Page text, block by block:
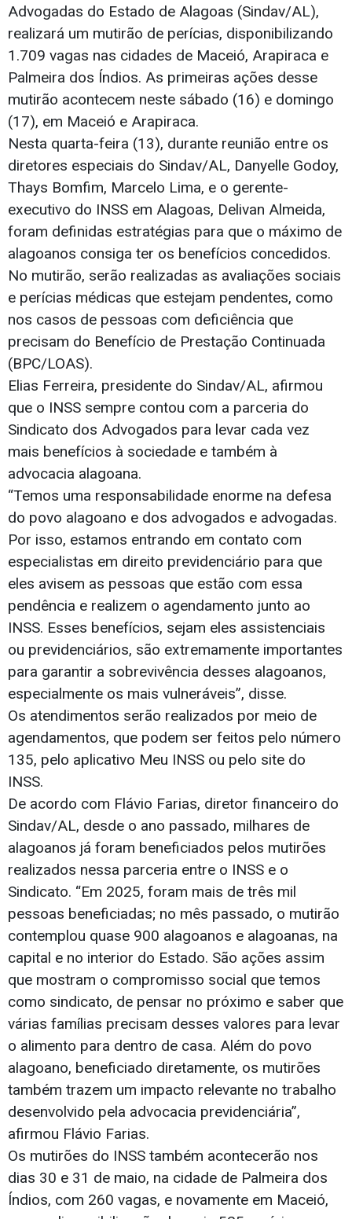
Advogadas do Estado de Alagoas (Sindav/AL),
realizará um mutirão de perícias, disponibilizando
1.709 vagas nas cidades de Maceió, Arapiraca e
Palmeira dos Índios. As primeiras ações desse
mutirão acontecem neste sábado (16) e domingo
(17), em Maceió e Arapiraca.
Nesta quarta-feira (13), durante reunião entre os
diretores especiais do Sindav/AL, Danyelle Godoy,
Thays Bomfim, Marcelo Lima, e o gerente-
executivo do INSS em Alagoas, Delivan Almeida,
foram definidas estratégias para que o máximo de
alagoanos consiga ter os benefícios concedidos.
No mutirão, serão realizadas as avaliações sociais
e perícias médicas que estejam pendentes, como
nos casos de pessoas com deficiência que
precisam do Benefício de Prestação Continuada
(BPC/LOAS).
Elias Ferreira, presidente do Sindav/AL, afirmou
que o INSS sempre contou com a parceria do
Sindicato dos Advogados para levar cada vez
mais benefícios à sociedade e também à
advocacia alagoana.
“Temos uma responsabilidade enorme na defesa
do povo alagoano e dos advogados e advogadas.
Por isso, estamos entrando em contato com
especialistas em direito previdenciário para que
eles avisem as pessoas que estão com essa
pendência e realizem o agendamento junto ao
INSS. Esses benefícios, sejam eles assistenciais
ou previdenciários, são extremamente importantes
para garantir a sobrevivência desses alagoanos,
especialmente os mais vulneráveis”, disse.
Os atendimentos serão realizados por meio de
agendamentos, que podem ser feitos pelo número
135, pelo aplicativo Meu INSS ou pelo site do
INSS.
De acordo com Flávio Farias, diretor financeiro do
Sindav/AL, desde o ano passado, milhares de
alagoanos já foram beneficiados pelos mutirões
realizados nessa parceria entre o INSS e o
Sindicato. “Em 2025, foram mais de três mil
pessoas beneficiadas; no mês passado, o mutirão
contemplou quase 900 alagoanos e alagoanas, na
capital e no interior do Estado. São ações assim
que mostram o compromisso social que temos
como sindicato, de pensar no próximo e saber que
várias famílias precisam desses valores para levar
o alimento para dentro de casa. Além do povo
alagoano, beneficiado diretamente, os mutirões
também trazem um impacto relevante no trabalho
desenvolvido pela advocacia previdenciária”,
afirmou Flávio Farias.
Os mutirões do INSS também acontecerão nos
dias 30 e 31 de maio, na cidade de Palmeira dos
Índios, com 260 vagas, e novamente em Maceió,